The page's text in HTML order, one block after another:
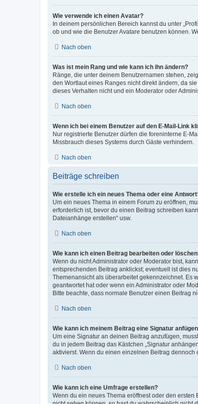
Wie verwende ich einen Avatar?
In deinem persönlichen Bereich kannst du unter
ob und wie die Benutzer Avatare benutzen können.
Nach oben
Was ist mein Rang und wie kann ich ihn ändern?
Ränge, die unter deinem Benutzernamen stehen,
den Wortlaut eines Ranges nicht direkt ändern, da
dieses Verhalten nicht und ein Moderator oder
Nach oben
Wenn ich bei einem Benutzer auf den E-Mail-Link
Nur registrierte Benutzer dürfen die foreninterne E-
Missbrauch dieses Systems durch Gäste verhindern.
Nach oben
Beiträge schreiben
Wie erstelle ich ein neues Thema oder eine
Um ein neues Thema in einem Forum zu eröffnen,
erforderlich ist, bevor du einen Beitrag schreiben
Dateianhänge erstellen“ usw.
Nach oben
Wie kann ich einen Beitrag bearbeiten oder
Wenn du nicht Administrator oder Moderator bist,
entsprechenden Beitrag anklickst; eventuell ist dies
Themenansicht als überarbeitet gekennzeichnet. Es
geantwortet hat oder wenn ein Administrator oder
Bitte beachte, dass normale Benutzer einen Beitrag
Nach oben
Wie kann ich meinem Beitrag eine Signatur
Um eine Signatur an deinen Beitrag anzufügen,
du in jedem Beitrag das Kästchen „Signatur
aktivierst. Wenn du einen einzelnen Beitrag dennoch
Nach oben
Wie kann ich eine Umfrage erstellen?
Wenn du ein neues Thema eröffnest oder den